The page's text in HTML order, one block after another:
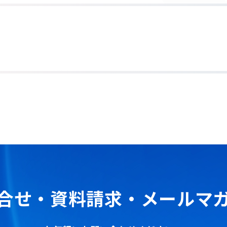
せ・資料請求・ メールマ